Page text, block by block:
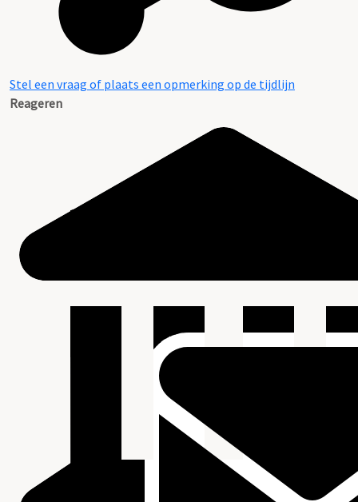
Stel een vraag of plaats een opmerking op de tijdlijn
Reageren